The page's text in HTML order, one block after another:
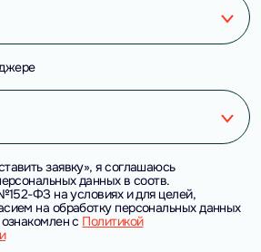
заявку», я соглашаюсь
данных в соотв.
ФЗ на условиях и для целей,
на обработку персональных данных
с Политикой